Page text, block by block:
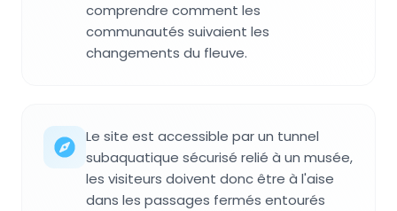
comprendre comment les
communautés suivaient les
changements du fleuve.
Le site est accessible par un tunnel
subaquatique sécurisé relié à un musée,
les visiteurs doivent donc être à l'aise
dans les passages fermés entourés